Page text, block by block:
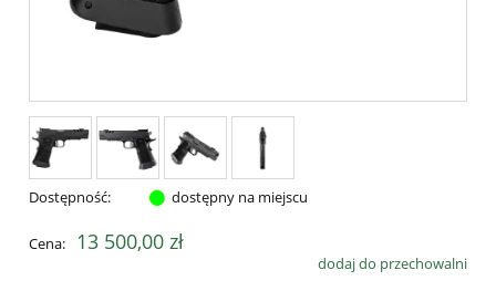
Dostępność: dostępny na miejscu
Cena: 13 500,00 zł
dodaj do przechowalni